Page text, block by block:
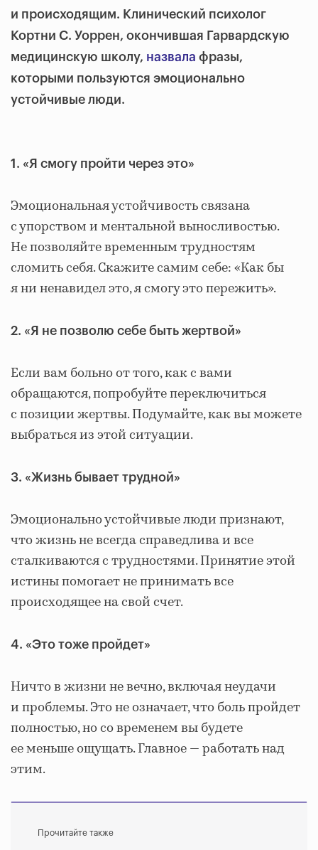
и происходящим. Клинический психолог
Кортни С. Уоррен, окончившая Гарвардскую
медицинскую школу, назвала фразы,
которыми пользуются эмоционально
устойчивые люди.
1. «Я смогу пройти через это»
Эмоциональная устойчивость связана
с упорством и ментальной выносливостью.
Не позволяйте временным трудностям
сломить себя. Скажите самим себе: «Как бы
я ни ненавидел это, я смогу это пережить».
2. «Я не позволю себе быть жертвой»
Если вам больно от того, как с вами
обращаются, попробуйте переключиться
с позиции жертвы. Подумайте, как вы можете
выбраться из этой ситуации.
3. «Жизнь бывает трудной»
Эмоционально устойчивые люди признают,
что жизнь не всегда справедлива и все
сталкиваются с трудностями. Принятие этой
истины помогает не принимать все
происходящее на свой счет.
4. «Это тоже пройдет»
Ничто в жизни не вечно, включая неудачи
и проблемы. Это не означает, что боль пройдет
полностью, но со временем вы будете
ее меньше ощущать. Главное — работать над
этим.
Прочитайте также